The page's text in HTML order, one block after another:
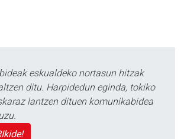
eskualdeko nortasun hitzak
ditu. Harpidedun eginda, tokiko
lantzen dituen komunikabidea